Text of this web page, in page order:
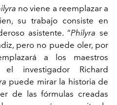
no viene a reemplazar a
su trabajo consiste en
asistente. “Philyra se
pero no puede oler, por
a los maestros
el investigador Richard
puede mirar la historia de
de las fórmulas creadas